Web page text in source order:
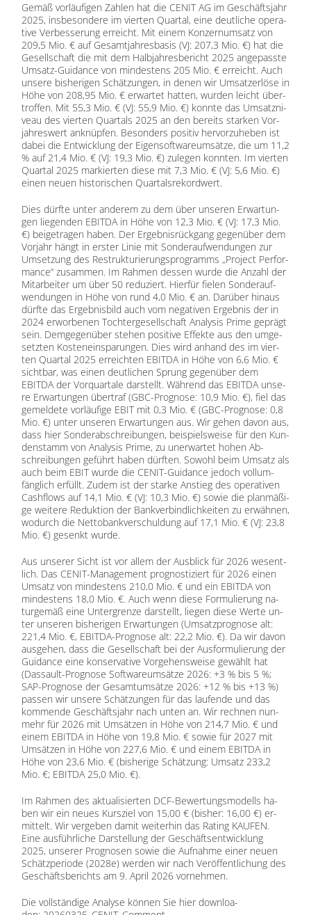
Ge­mäß vor­läu­fi­gen Zah­len hat die CENIT AG im Ge­schäfts­jahr
2025, ins­be­son­de­re im vier­ten Quar­tal, eine deut­li­che ope­ra­
ti­ve Ver­bes­se­rung er­reicht. Mit ei­nem Kon­zern­um­satz von
209,5 Mio. € auf Ge­samt­jah­res­ba­sis (VJ: 207,3 Mio. €) hat die
Ge­sell­schaft die mit dem Halb­jah­res­be­richt 2025 an­ge­pass­te
Um­satz-Gui­dance von min­des­tens 205 Mio. € er­reicht. Auch
un­se­re bis­he­ri­gen Schät­zun­gen, in de­nen wir Um­satz­er­lö­se in
Höhe von 208,95 Mio. € er­war­tet hat­ten, wur­den leicht über­
trof­fen. Mit 55,3 Mio. € (VJ: 55,9 Mio. €) konn­te das Um­satz­ni­
veau des vier­ten Quar­tals 2025 an den be­reits star­ken Vor­
jah­res­wert an­knüp­fen. Be­son­ders po­si­tiv her­vor­zu­he­ben ist
da­bei die Ent­wick­lung der Ei­gen­soft­ware­um­sät­ze, die um 11,2
% auf 21,4 Mio. € (VJ: 19,3 Mio. €) zu­le­gen konn­ten. Im vier­ten
Quar­tal 2025 mar­kier­ten die­se mit 7,3 Mio. € (VJ: 5,6 Mio. €)
ei­nen neu­en his­to­ri­schen Quar­tals­re­kord­wert.
Dies dürf­te un­ter an­de­rem zu dem über un­se­ren Er­war­tun­
gen lie­gen­den EBITDA in Höhe von 12,3 Mio. € (VJ: 17,3 Mio.
€) bei­getra­gen ha­ben. Der Er­geb­nis­rück­gang ge­gen­über dem
Vor­jahr hängt in ers­ter Li­nie mit Son­der­auf­wen­dun­gen zur
Um­set­zung des Re­struk­tu­rie­rungs­pro­gramms „Pro­ject Per­for­
mance“ zu­sam­men. Im Rah­men des­sen wur­de die An­zahl der
Mit­ar­bei­ter um über 50 re­du­ziert. Hier­für fie­len Son­der­auf­
wen­dun­gen in Höhe von rund 4,0 Mio. € an. Dar­über hin­aus
dürf­te das Er­geb­nis­bild auch vom ne­ga­ti­ven Er­geb­nis der in
2024 er­wor­be­nen Toch­ter­ge­sell­schaft Ana­ly­sis Prime ge­prägt
sein. Dem­ge­gen­über ste­hen po­si­ti­ve Ef­fek­te aus den um­ge­
setz­ten Kos­ten­ein­spa­run­gen. Dies wird an­hand des im vier­
ten Quar­tal 2025 er­reich­ten EBITDA in Höhe von 6,6 Mio. €
sicht­bar, was ei­nen deut­li­chen Sprung ge­gen­über dem
EBITDA der Vor­quar­ta­le dar­stellt. Wäh­rend das EBITDA un­se­
re Er­war­tun­gen über­traf (GBC-Pro­gno­se: 10,9 Mio. €), fiel das
ge­mel­de­te vor­läu­fi­ge EBIT mit 0,3 Mio. € (GBC-Pro­gno­se: 0,8
Mio. €) un­ter un­se­ren Er­war­tun­gen aus. Wir ge­hen da­von aus,
dass hier Son­der­ab­schrei­bun­gen, bei­spiels­wei­se für den Kun­
den­stamm von Ana­ly­sis Prime, zu un­er­war­tet ho­hen Ab­
schrei­bun­gen ge­führt ha­ben dürf­ten. So­wohl beim Um­satz als
auch beim EBIT wur­de die CE­N­IT-Gui­dance je­doch voll­um­
fäng­lich er­füllt. Zu­dem ist der star­ke An­stieg des ope­ra­ti­ven
Cash­flows auf 14,1 Mio. € (VJ: 10,3 Mio. €) so­wie die plan­mä­ßi­
ge wei­te­re Re­duk­ti­on der Bank­ver­bind­lich­kei­ten zu er­wäh­nen,
wo­durch die Net­to­bank­ver­schul­dung auf 17,1 Mio. € (VJ: 23,8
Mio. €) ge­senkt wur­de.
Aus un­se­rer Sicht ist vor al­lem der Aus­blick für 2026 we­sent­
lich. Das CE­N­IT-Ma­nage­ment pro­gnos­ti­ziert für 2026 ei­nen
Um­satz von min­des­tens 210,0 Mio. € und ein EBITDA von
min­des­tens 18,0 Mio. €. Auch wenn die­se For­mu­lie­rung na­
tur­ge­mäß eine Un­ter­gren­ze dar­stellt, lie­gen die­se Wer­te un­
ter un­se­ren bis­he­ri­gen Er­war­tun­gen (Um­satz­pro­gno­se alt:
221,4 Mio. €, EBIT­DA-Pro­gno­se alt: 22,2 Mio. €). Da wir da­von
aus­ge­hen, dass die Ge­sell­schaft bei der Aus­for­mu­lie­rung der
Gui­dance eine kon­ser­va­ti­ve Vor­ge­hens­wei­se ge­wählt hat
(Das­sault-Pro­gno­se Soft­ware­um­sät­ze 2026: +3 % bis 5 %;
SAP-Pro­gno­se der Ge­samt­um­sät­ze 2026: +12 % bis +13 %)
pas­sen wir un­se­re Schät­zun­gen für das lau­fen­de und das
kom­men­de Ge­schäfts­jahr nach un­ten an. Wir rech­nen nun­
mehr für 2026 mit Um­sät­zen in Höhe von 214,7 Mio. € und
ei­nem EBITDA in Höhe von 19,8 Mio. € so­wie für 2027 mit
Um­sät­zen in Höhe von 227,6 Mio. € und ei­nem EBITDA in
Höhe von 23,6 Mio. € (bis­he­ri­ge Schät­zung: Um­satz 233,2
Mio. €; EBITDA 25,0 Mio. €).
Im Rah­men des ak­tua­li­sier­ten DCF-Be­wer­tungs­mo­dells ha­
ben wir ein neu­es Kurs­ziel von 15,00 € (bis­her: 16,00 €) er­
mit­telt. Wir ver­ge­ben da­mit wei­ter­hin das Ra­ting KAUFEN.
Eine aus­führ­li­che Dar­stel­lung der Ge­schäfts­ent­wick­lung
2025, un­se­rer Pro­gno­sen so­wie die Auf­nah­me ei­ner neu­en
Schätz­pe­ri­ode (2028e) wer­den wir nach Ver­öf­fent­li­chung des
Ge­schäfts­be­richts am 9. April 2026 vor­neh­men.
Die voll­stän­di­ge Ana­ly­se kön­nen Sie hier down­loa­